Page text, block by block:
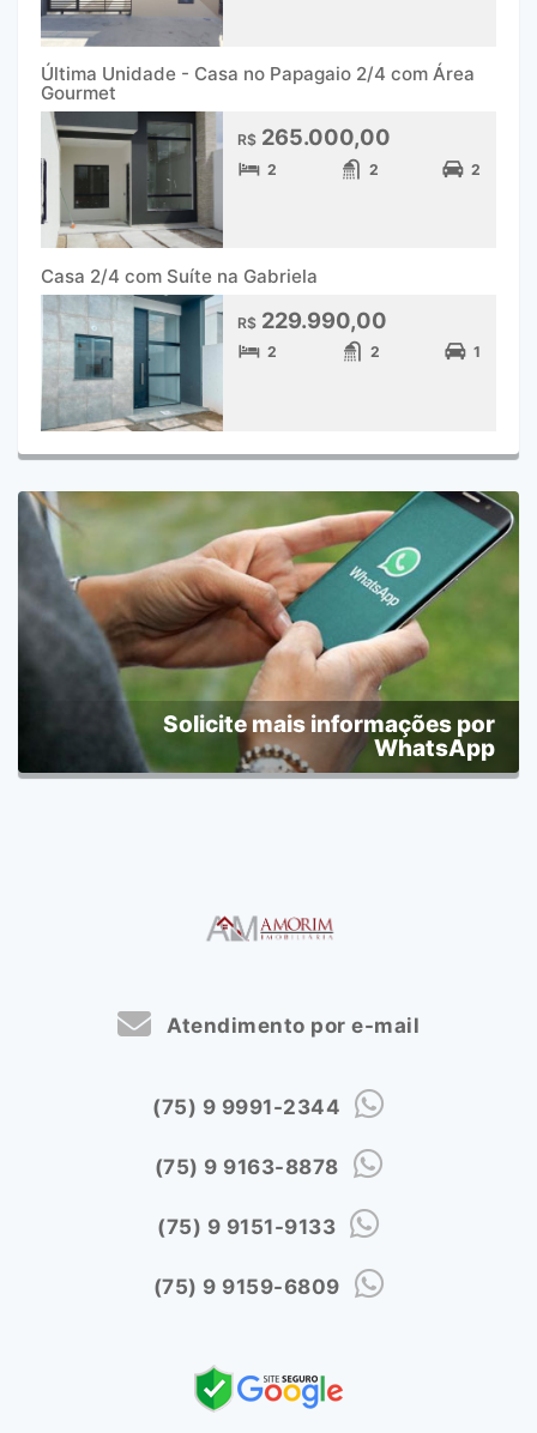
Última Unidade - Casa no Papagaio 2/4 com Área
Gourmet
R$ 265.000,00
2 2 2
Casa 2/4 com Suíte na Gabriela
R$ 229.990,00
2 2 1
Solicite mais informações por
WhatsApp
Atendimento por e-mail
(75) 9 9991-2344
(75) 9 9163-8878
(75) 9 9151-9133
(75) 9 9159-6809